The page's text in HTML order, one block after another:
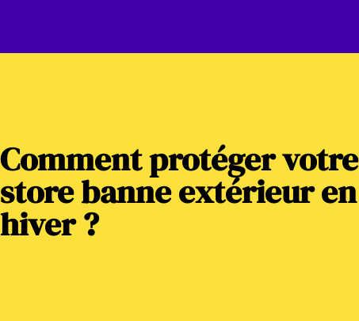
Comment protéger votre
store banne extérieur en
hiver ?